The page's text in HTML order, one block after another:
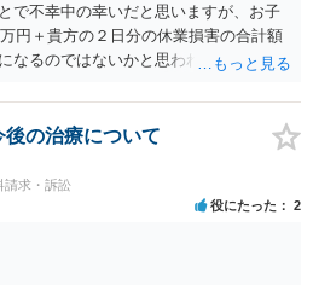
で不幸中の幸いだと思いますが、お子
円＋貴方の２日分の休業損害の合計額
なるのではないかと思われます。
後の治療について
請求・訴訟
役にたった 2